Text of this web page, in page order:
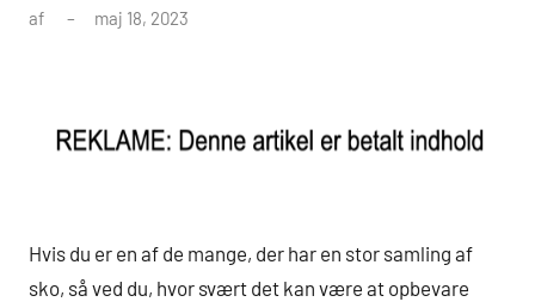
af maj 18, 2023
Hvis du er en af de mange, der har en stor samling af
sko, så ved du, hvor svært det kan være at opbevare